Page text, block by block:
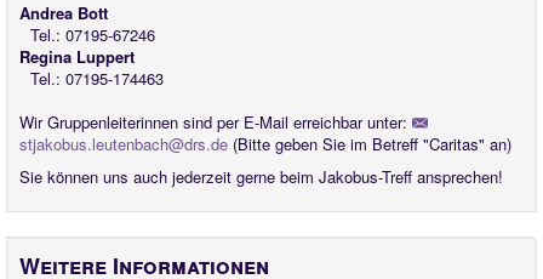
Andrea Bott
Tel.: 07195-67246
Regina Luppert
Tel.: 07195-174463
Wir Gruppenleiterinnen sind per E-Mail erreichbar unter:
stjakobus.leutenbach@drs.de (Bitte geben Sie im Betreff "Caritas" an)
Sie können uns auch jederzeit gerne beim Jakobus-Treff ansprechen!
Weitere Informationen